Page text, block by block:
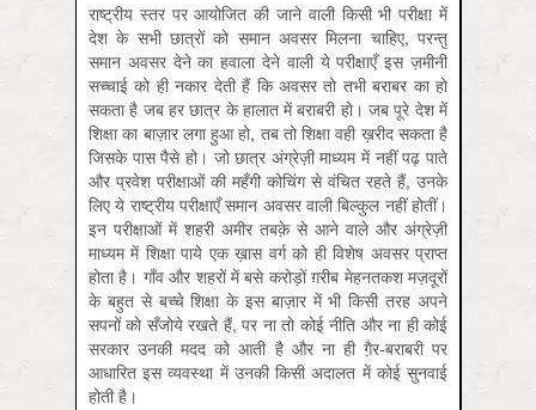
राष्ट्रीय स्तर पर आयोजित की जाने वाली किसी भी परीक्षा में
देश के सभी छात्रों को समान अवसर मिलना चाहिए, परन्तु
समान अवसर देने का हवाला देने वाली ये परीक्षाएँ इस ज़मीनी
सच्चाई को ही नकार देती हैं कि अवसर तो तभी बराबर का हो
सकता है जब हर छात्र के हालात में बराबरी हो। जब पूरे देश में
शिक्षा का बाज़ार लगा हुआ हो, तब तो शिक्षा वही ख़रीद सकता है
जिसके पास पैसे हो। जो छात्र अंग्रेज़ी माध्यम में नहीं पढ़ पाते
और प्रवेश परीक्षाओं की महँगी कोचिंग से वंचित रहते हैं, उनके
लिए ये राष्ट्रीय परीक्षाएँ समान अवसर वाली बिल्कुल नहीं होतीं।
इन परीक्षाओं में शहरी अमीर तबक़े से आने वाले और अंग्रेज़ी
माध्यम में शिक्षा पाये एक ख़ास वर्ग को ही विशेष अवसर प्राप्त
होता है। गाँव और शहरों में बसे करोड़ों ग़रीब मेहनतकश मज़दूरों
के बहुत से बच्चे शिक्षा के इस बाज़ार में भी किसी तरह अपने
सपनों को सँजोये रखते हैं, पर ना तो कोई नीति और ना ही कोई
सरकार उनकी मदद को आती है और ना ही गै़र-बराबरी पर
आधारित इस व्यवस्था में उनकी किसी अदालत में कोई सुनवाई
होती है।